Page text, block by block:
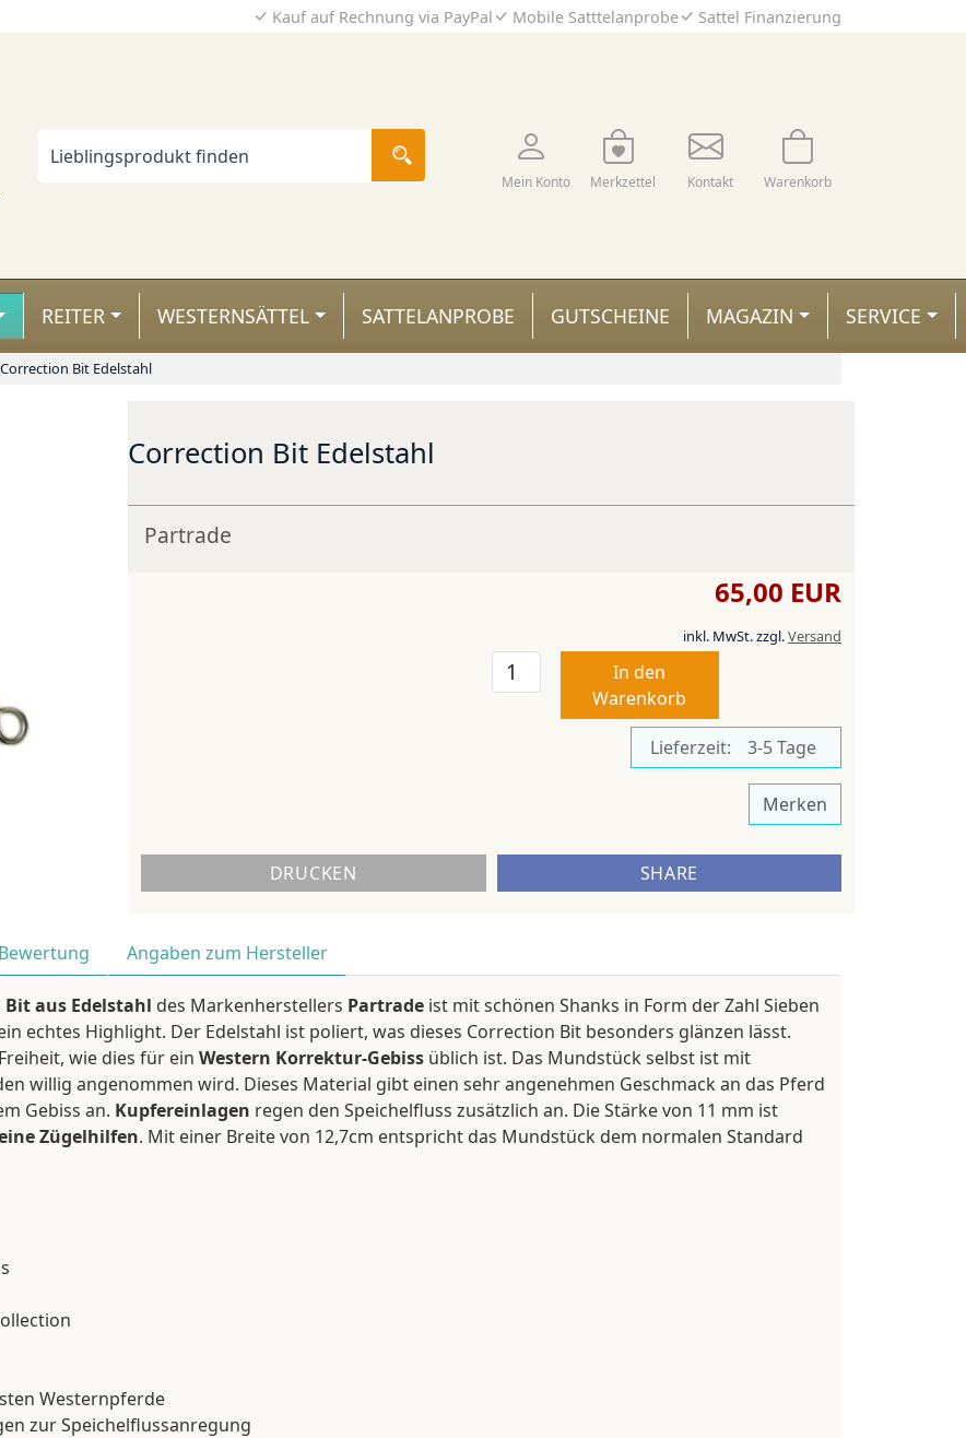
Kauf auf Rechnung via PayPal Mobile Satttelanprobe Sattel Finanzierung
Mein Konto Merkzettel Kontakt Warenkorb
REITER WESTERNSÄTTEL SATTELANPROBE GUTSCHEINE MAGAZIN SERVICE
Correction Bit Edelstahl
Correction Bit Edelstahl
Partrade
65,00 EUR
inkl. MwSt.zzgl.Versand
In den
Warenkorb
Lieferzeit: 3-5 Tage
Merken
DRUCKEN SHARE
Bewertung Angaben zum Hersteller
Bitaus Edelstahl des Markenherstellers Partrade ist mit schönen Shanks in Form der Zahl Sieben
echtes Highlight. Der Edelstahl ist poliert, was dieses Correction Bit besonders glänzen lässt.
wie dies für ein Western Korrektur-Gebiss üblich ist. Das Mundstück selbst ist mit
willig angenommen wird. Dieses Material gibt einen sehr angenehmen Geschmack an das Pferd
Gebiss an. Kupfereinlagen regen den Speichelfluss zusätzlich an. Die Stärke von 11 mm ist
Zügelhilfen. Mit einer Breite von 12,7cm entspricht das Mundstück dem normalen Standard
Westernpferde
zur Speichelflussanregung